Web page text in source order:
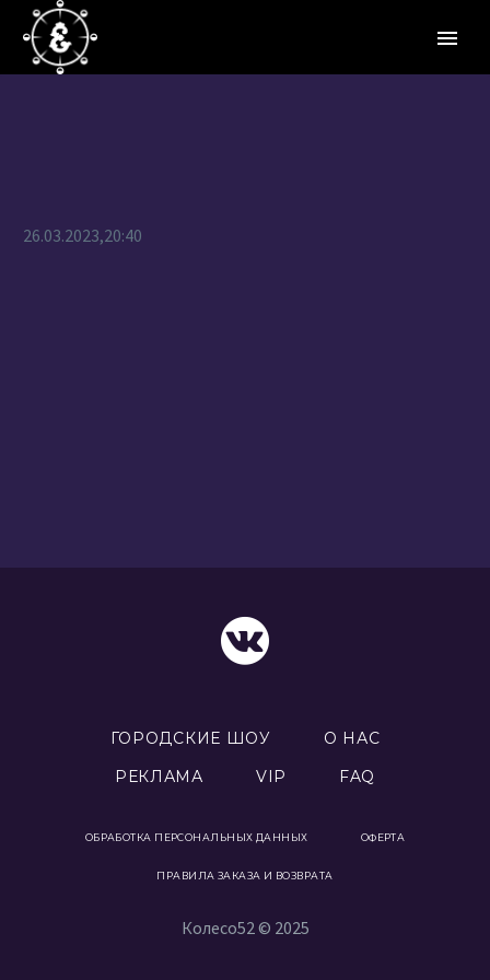
26.03.2023,20:40
ГОРОДСКИЕ ШОУ
О НАС
РЕКЛАМА
VIP FAQ
ОБРАБОТКА ПЕРСОНАЛЬНЫХ ДАННЫХ ОФЕРТА
ПРАВИЛА ЗАКАЗА И ВОЗВРАТА
Колесо52 © 2025